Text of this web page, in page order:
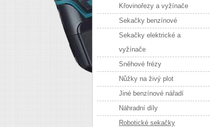
Křovinořezy a vyžínače
Sekačky benzínové
Sekačky elektrické a
vyžínače
Sněhové frézy
Nůžky na živý plot
Jiné benzínové nářadí
Náhradní díly
Robotické sekačky